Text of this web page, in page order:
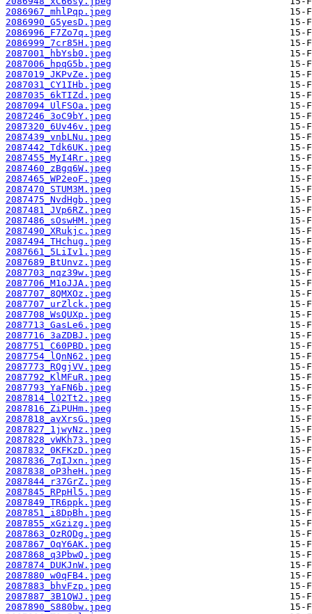
2086967_mhlPqp.jpeg
2086990_G5yesD.jpeg
2086996_F7Zo7q.jpeg
2086999_7cr85H.jpeg
2087001_hbYsb0.jpeg
2087006_hpqG5b.jpeg
2087019_JKPvZe.jpeg
2087031_CY1IHb.jpeg
2087035_6kTIZd.jpeg
2087094_UlFSOa.jpeg
2087246_3oC9bY.jpeg
2087320_6Uv46v.jpeg
2087439_vnbLNu.jpeg
2087442_Tdk6UK.jpeg
2087455_MyI4Rr.jpeg
2087460_zBgq6W.jpeg
2087465_WP2eoF.jpeg
2087470_STUM3M.jpeg
2087475_NvdHgb.jpeg
2087481_JVp6RZ.jpeg
2087486_sOswHM.jpeg
2087490_XRukjc.jpeg
2087494_THchug.jpeg
2087661_5LiIv1.jpeg
2087689_BtUnvz.jpeg
2087703_nqz39w.jpeg
2087706_M1oJJA.jpeg
2087707_8QMXOz.jpeg
2087707_urZlck.jpeg
2087708_WsQUXp.jpeg
2087713_GasLe6.jpeg
2087716_3aZDBJ.jpeg
2087751_C60PBD.jpeg
2087754_lQnN62.jpeg
2087773_RQgjVV.jpeg
2087792_KlMFuR.jpeg
2087793_YaFN6b.jpeg
2087814_lO2Tt2.jpeg
2087816_ZiPUHm.jpeg
2087818_avXrsG.jpeg
2087827_1jwyNz.jpeg
2087828_vWKh73.jpeg
2087832_0KFKzD.jpeg
2087836_7qIJxn.jpeg
2087838_oP3heH.jpeg
2087844_r37GrZ.jpeg
2087845_RPpHl5.jpeg
2087849_TR6ppk.jpeg
2087851_i8DpBh.jpeg
2087855_xGzizg.jpeg
2087863_OzRQDg.jpeg
2087867_OqY6AK.jpeg
2087868_q3PbwQ.jpeg
2087874_DUKJnW.jpeg
2087880_w0qFB4.jpeg
2087883_bhvFzp.jpeg
2087887_3B1QWJ.jpeg
2087890_S880bw.jpeg